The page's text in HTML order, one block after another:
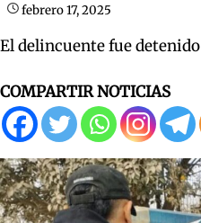
febrero 17, 2025
El delincuente fue detenido
COMPARTIR NOTICIAS